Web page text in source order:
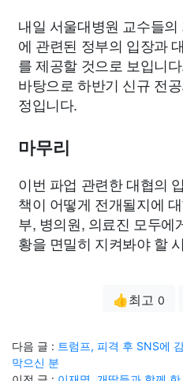
내일 서울대병원 교수들
에 관련된 정부의 입장과
를 제공할 것으로 보입니
바탕으로 하반기 신규 전
정입니다.
마무리
이번 파업 관련한 대협의
책이 어떻게 전개될지에
부, 병의원, 의료진 모두에
황을 면밀히 지켜봐야 할
👍최고 0
다음 글 : 트럼프, 피격 후 SNS에
막으신 분